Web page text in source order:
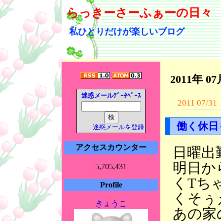
らっきーさーふぁーの日々
私ひとりだけが楽しいブログ
迷惑メールﾃﾞｰﾀﾍﾞｰｽ
迷惑メールを登録
アクセスカウンター
5,705,431
Profile
きょうこ
2011年
2011 07/31
働く休
日曜
明日か
くTち
くそ
あの家